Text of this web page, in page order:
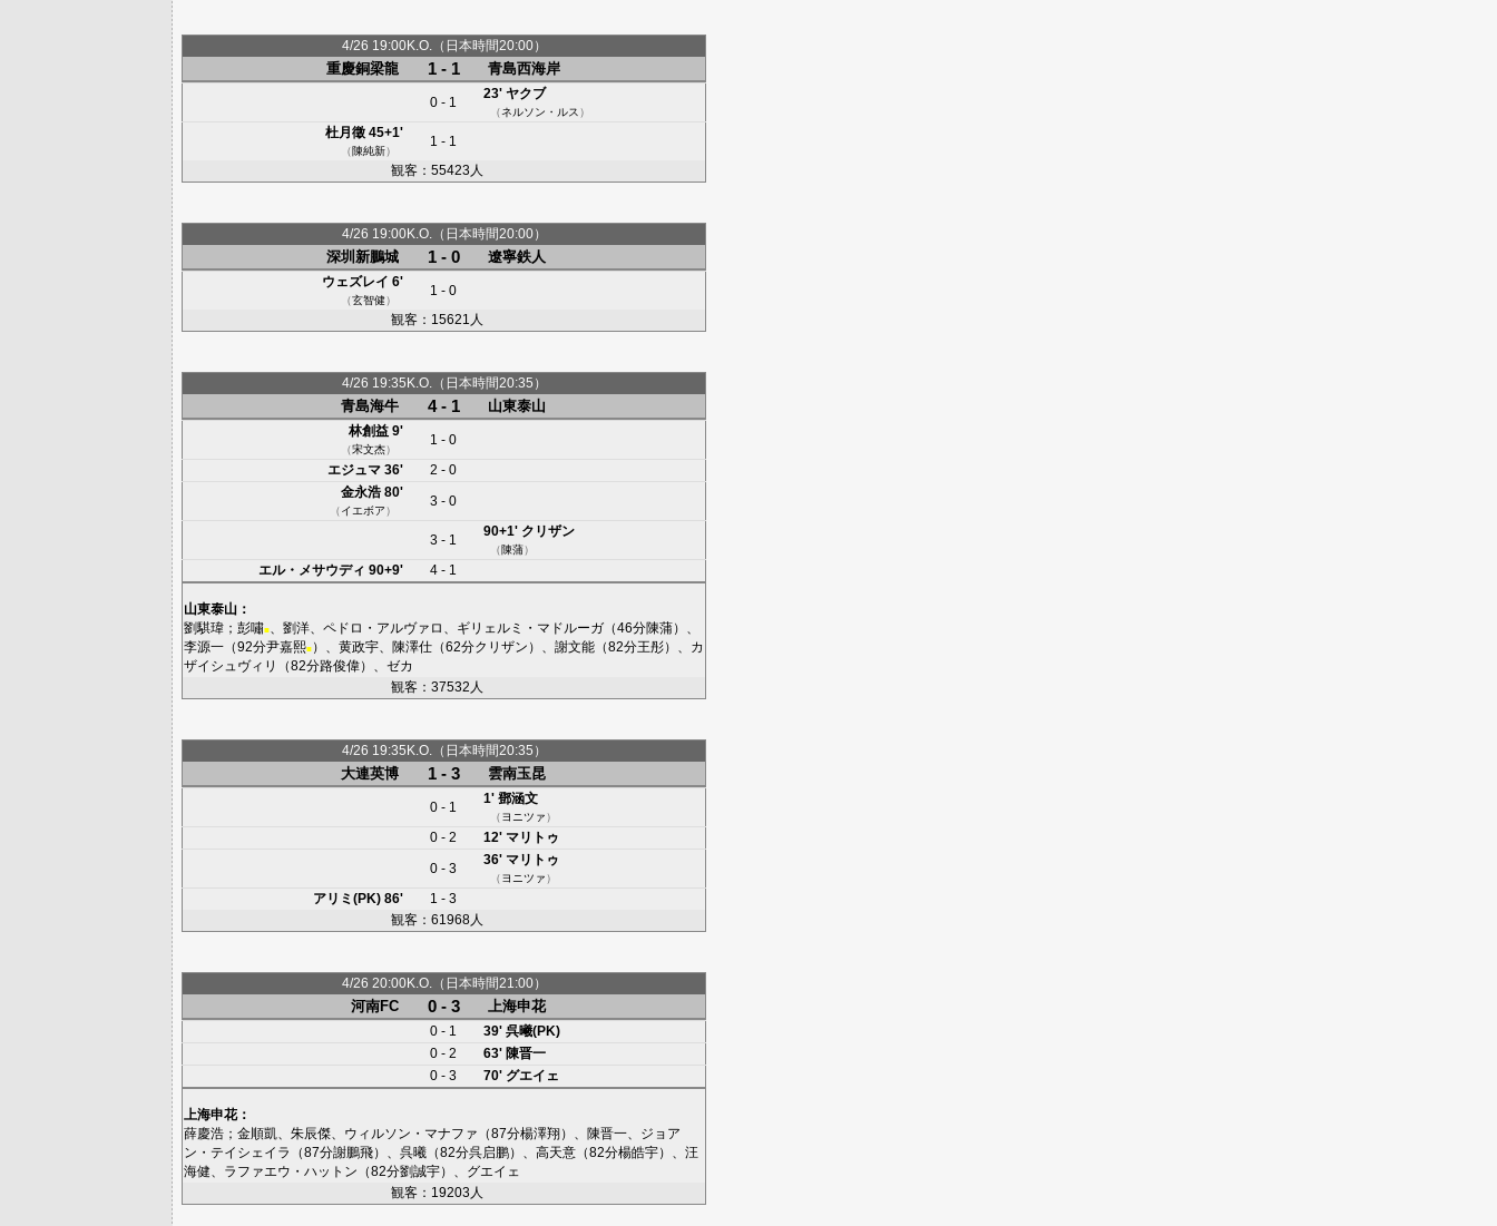
4/26 19:00K.O.（日本時間20:00）
重慶銅梁龍 1 - 1 青島西海岸
0 - 1
23' ヤクブ
（ネルソン・ルス ）
杜月徵 45+1'
（陳純新）
1 - 1
観客：55423人
4/26 19:00K.O.（日本時間20:00）
深圳新鵬城 1 - 0 遼寧鉄人
ウェズレイ 6'
（玄智健）
1 - 0
観客：15621人
4/26 19:35K.O.（日本時間20:35）
青島海牛 4 - 1 山東泰山
林創益 9'
（宋文杰）
1 - 0
エジュマ 36'
2 - 0
金永浩 80'
（イエボア）
3 - 0
3 - 1
90+1' クリザン
（陳蒲）
エル・メサウディ 90+9' 4 - 1
山東泰山 ：
劉騏瑋 ； 彭嘯■ 劉洋 ペドロ・アルヴァロ ギリェルミ・マドルーガ （46分陳蒲）、
李源一 （92分尹嘉熙■ ）、 黄政宇 陳澤仕 （62分クリザン ）、 謝文能 （82分王彤）、 カ
ザイシュヴィリ
（82分路俊偉）、 ゼカ
観客：37532人
4/26 19:35K.O.（日本時間20:35）
大連英博 1 - 3 雲南玉昆
0 - 1
1' 鄧涵文
（ヨニツァ）
0 - 2 12' マリトゥ
0 - 3
36' マリトゥ
（ヨニツァ）
アリミ(PK) 86'
1 - 3
観客：61968人
4/26 20:00K.O.（日本時間21:00）
河南FC 0 - 3 上海申花
0 - 1 39' 呉曦(PK)
0 - 2
63' 陳晋一
0 - 3
70' グエイェ
上海申花：
薛慶浩 ； 金順凱 朱辰傑 ウィルソン・マナファ （87分楊澤翔）、 陳晋一
ジョア
ン・テイシェイラ
（87分謝鵬飛）、 呉曦 （82分呉启鹏）、 高天意 （82分楊皓宇）、 汪
海健
ラファエウ・ハットン （82分劉誠宇）、 グエイェ
観客：19203人